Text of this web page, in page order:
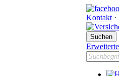
Kontakt ·